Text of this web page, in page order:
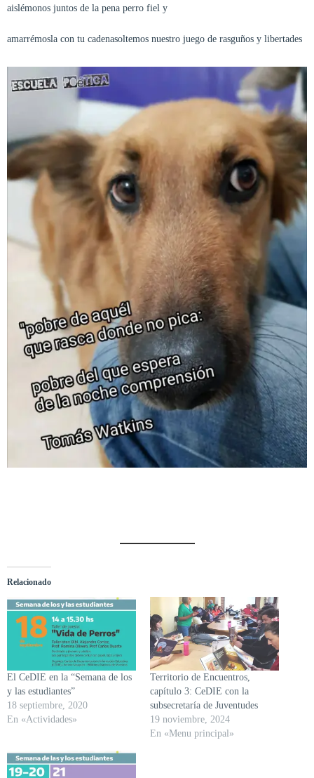
aislémonos juntos de la pena perro fiel y
amarrémosla con tu cadenasoltemos nuestro juego de rasguños y libertades
Relacionado
El CeDIE en la “Semana de los
y las estudiantes”
18 septiembre, 2020
En «Actividades»
Territorio de Encuentros,
capítulo 3: CeDIE con la
subsecretaría de Juventudes
19 noviembre, 2024
En «Menu principal»